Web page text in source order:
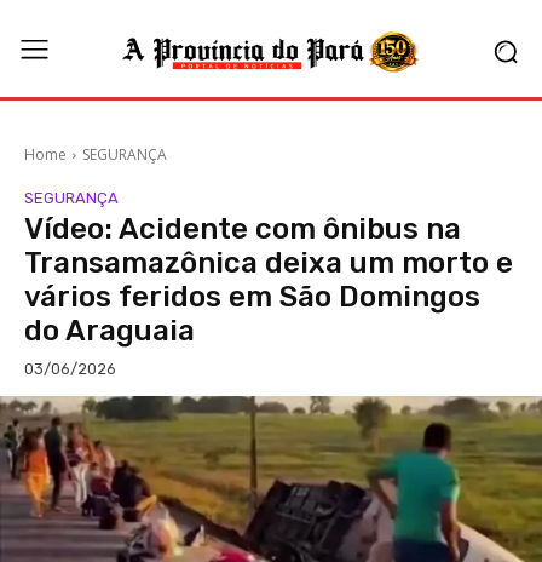
Home SEGURANÇA
SEGURANÇA
Vídeo: Acidente com ônibus na
Transamazônica deixa um morto e
vários feridos em São Domingos
do Araguaia
03/06/2026